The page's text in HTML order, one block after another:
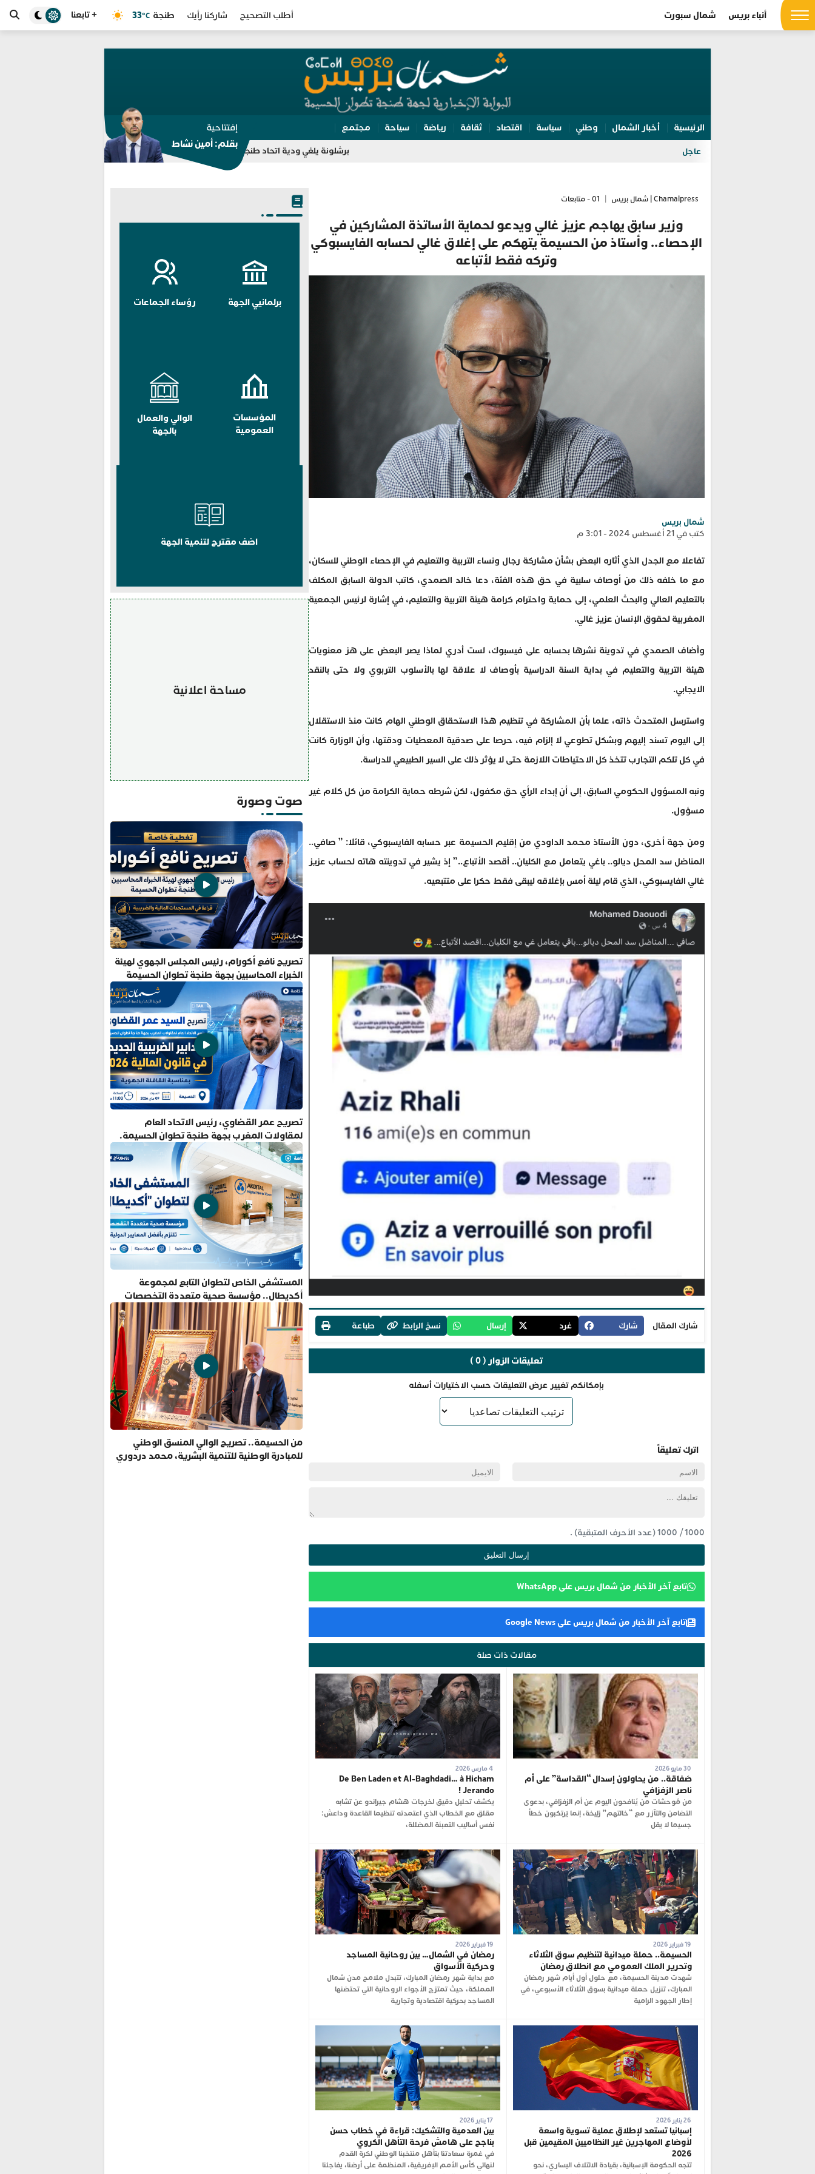
أنباء بريس شمال سبورت أطلب التصحيح شاركنا رأيك طنجة 33 °C + تابعنا
الرئيسية أخبار الشمال وطني سياسة اقتصاد ثقافة رياضة سياحة مجتمع
عاجل مجموعة “جيل زد 212” تنفي الدعوة إلى مظاهرات وتحذر من منشورات منسوبة إليها برشلونة يلغي ودية اتحاد طنجة.. تضارب بشأن الأسباب وفليك يبحث عن بديل
إفتتاحية
بقلم: أمين نشاط
Chamalpress | شمال بريس 01 - متابعات
وزير سابق يهاجم عزيز غالي ويدعو لحماية الأساتذة المشاركين في
الإحصاء.. وأستاذ من الحسيمة يتهكم على إغلاق غالي لحسابه الفايسبوكي
وتركه فقط لأتباعه
شمال بريس
كتب في 21 أغسطس 2024 - 3:01 م
تفاعلا مع الجدل الذي أثاره البعض بشأن مشاركة رجال ونساء التربية والتعليم في الإحصاء الوطني للسكان،
مع ما خلفه ذلك من أوصاف سلبية في حق هذه الفئة، دعا خالد الصمدي، كاتب الدولة السابق المكلف
بالتعليم العالي والبحث العلمي، إلى حماية واحترام كرامة هيئة التربية والتعليم، في إشارة لرئيس الجمعية
المغربية لحقوق الإنسان عزيز غالي.
وأضاف الصمدي في تدوينة نشرها بحسابه على فيسبوك، لست أدري لماذا يصر البعض على هز معنويات
هيئة التربية والتعليم في بداية السنة الدراسية بأوصاف لا علاقة لها بالأسلوب التربوي ولا حتى بالنقد
الايجابي.
واسترسل المتحدث ذاته، علما بأن المشاركة في تنظيم هذا الاستحقاق الوطني الهام كانت منذ الاستقلال
إلى اليوم تسند إليهم وبشكل تطوعي لا إلزام فيه، حرصا على صدقية المعطيات ودقتها، وأن الوزارة كانت
في كل تلكم التجارب تتخذ كل الاحتياطات اللازمة حتى لا يؤثر ذلك على السير الطبيعي للدراسة.
ونبه المسؤول الحكومي السابق، إلى أن إبداء الرأي حق مكفول، لكن شرطه حماية الكرامة من كل كلام غير
مسؤول.
ومن جهة أخرى، دون الأستاذ محمد الداودي من إقليم الحسيمة عبر حسابه الفايسبوكي، قائلا: ” صافي..
المناضل سد المحل ديالو.. باغي يتعامل مع الكليان.. أقصد الأتباع..” إذ يشير في تدوينته هاته لحساب عزيز
غالي الفايسبوكي، الذي قام ليلة أمس بإغلاقه ليبقى فقط حكرا على متتبعيه.
شارك المقال شارك غرد إرسال نسخ الرابط طباعة
تعليقات الزوار ( 0 )
بإمكانكم تغيير عرض التعليقات حسب الاختيارات أسفله
اترك تعليقاً
1000
/
1000(عدد الأحرف المتبقية) .
تابع آخر الأخبار من شمال بريس على WhatsApp
تابع آخر الأخبار من شمال بريس على Google News
مقالات ذات صلة
صَفاقة.. من يحاولون إسدال “القداسة” على أم
ناصر الزفزافي
من مُوحشات من يُنافحون اليوم عن أم الزفزافي، بدعوى
التضامن والتآزر مع “خالتهم” زليخة، إنما يَرتكبون خطأ
جسيما لا يقل
4 مارس 2026
De Ben Laden et Al-Baghdadi… à Hicham
Jerando !
يكشف تحليل دقيق لخرجات هشام جيراندو عن تشابه
مقلق مع الخطاب الذي اعتمدته تنظيما القاعدة وداعش:
نفس أساليب التعبئة المضللة،
الحسيمة.. حملة ميدانية لتنظيم سوق الثلاثاء
وتحرير الملك العمومي مع انطلاق رمضان
شهدت مدينة الحسيمة، مع حلول أول أيام شهر رمضان
المبارك، تنزيل حملة ميدانية بسوق الثلاثاء الأسبوعي، في
إطار الجهود الرامية
19 فبراير 2026
رمضان في الشمال… بين روحانية المساجد
وحركية الأسواق
مع بداية شهر رمضان المبارك، تتبدل ملامح مدن شمال
المملكة، حيث تمتزج الأجواء الروحانية التي تحتضنها
المساجد بحركية اقتصادية وتجارية
إسبانيا تستعد لإطلاق عملية تسوية واسعة
لأوضاع المهاجرين غير النظاميين المقيمين قبل
2026
تتجه الحكومة الإسبانية، بقيادة الائتلاف اليساري، نحو
17 يناير 2026
بين العدمية والتشكيك: قراءة في خطاب حسن
بناجح على هامش فرحة التأهل الكروي
في غمرة سعادتنا بتأهل منتخبنا الوطني لكرة القدم
لنهائي كأس الأمم الإفريقية، المنظمة على أرضنا، يفاجئنا
برلمانيي الجهة رؤساء الجماعات
المؤسسات
العمومية
الوالي والعمال
بالجهة
اضف مقترح لتنمية الجهة
مساحة اعلانية
صوت وصورة
تصريح نافع أكورام، رئيس المجلس الجهوي لهيئة
الخبراء المحاسبين بجهة طنجة تطوان الحسيمة
تصريح عمر القضاوي، رئيس الاتحاد العام
لمقاولات المغرب بجهة طنجة تطوان الحسيمة.
المستشفى الخاص لتطوان التابع لمجموعة
أكديطال.. مؤسسة صحية متعددة التخصصات
تلتزم بأفضل المعايير الدولية
من الحسيمة.. تصريح الوالي المنسق الوطني
للمبادرة الوطنية للتنمية البشرية، محمد دردوري